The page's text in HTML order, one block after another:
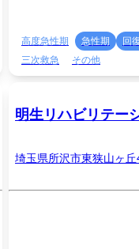
高度急性期 急性期 回
三次救急
その他
明生リハビリテー
埼玉県所沢市東狭山ヶ